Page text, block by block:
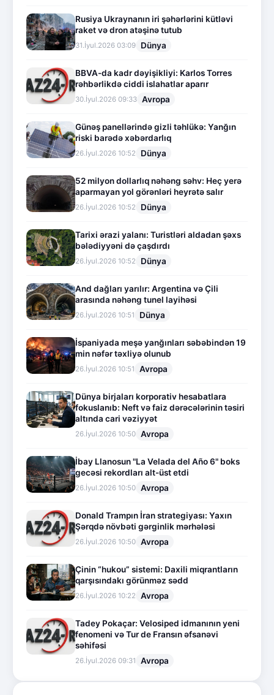
Rusiya Ukraynanın iri şəhərlərini kütləvi
raket və dron atəşinə tutub
31.İyul.2026 03:09 Dünya
BBVA-da kadr dəyişikliyi: Karlos Torres
rəhbərlikdə ciddi islahatlar aparır
30.İyul.2026 09:33 Avropa
Günəş panellərində gizli təhlükə: Yanğın
riski barədə xəbərdarlıq
26.İyul.2026 10:52 Dünya
52 milyon dollarlıq nəhəng səhv: Heç yerə
aparmayan yol görənləri heyrətə salır
26.İyul.2026 10:52 Dünya
Tarixi ərazi yalanı: Turistləri aldadan şəxs
bələdiyyəni də çaşdırdı
26.İyul.2026 10:52 Dünya
And dağları yarılır: Argentina və Çili
arasında nəhəng tunel layihəsi
26.İyul.2026 10:51 Dünya
İspaniyada meşə yanğınları səbəbindən 19
min nəfər təxliyə olunub
26.İyul.2026 10:51 Avropa
Dünya birjaları korporativ hesabatlara
fokuslanıb: Neft və faiz dərəcələrinin təsiri
altında cari vəziyyət
26.İyul.2026 10:50 Avropa
İbay Llanosun "La Velada del Año 6" boks
gecəsi rekordları alt-üst etdi
26.İyul.2026 10:50 Avropa
Donald Trampın İran strategiyası: Yaxın
Şərqdə növbəti gərginlik mərhələsi
26.İyul.2026 10:50 Avropa
Çinin “hukou” sistemi: Daxili miqrantların
qarşısındakı görünməz sədd
26.İyul.2026 10:22 Avropa
Tadey Pokaçar: Velosiped idmanının yeni
fenomeni və Tur de Fransın əfsanəvi
səhifəsi
26.İyul.2026 09:31 Avropa